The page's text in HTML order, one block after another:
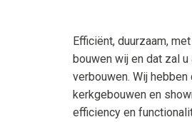
Efficiënt, duurzaam,
bouwen wij en dat zal
verbouwen. Wij
kerkgebouwen en
efficiency en